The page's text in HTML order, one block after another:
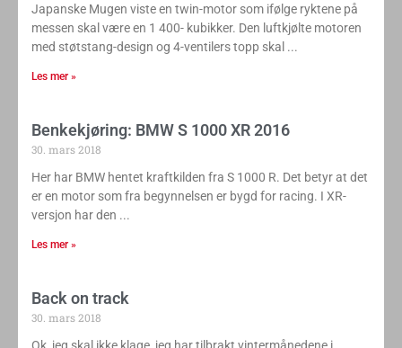
Japanske Mugen viste en twin-motor som ifølge ryktene på
messen skal være en 1 400- kubikker. Den luftkjølte motoren
med støtstang-design og 4-ventilers topp skal
Les mer »
Benkekjøring: BMW S 1000 XR 2016
30. mars 2018
Her har BMW hentet kraftkilden fra S 1000 R. Det betyr at det
er en motor som fra begynnelsen er bygd for racing. I XR-
versjon har den
Les mer »
Back on track
30. mars 2018
Ok, jeg skal ikke klage, jeg har tilbrakt vintermånedene i